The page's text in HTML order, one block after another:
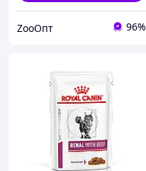
ZooOпт 96%